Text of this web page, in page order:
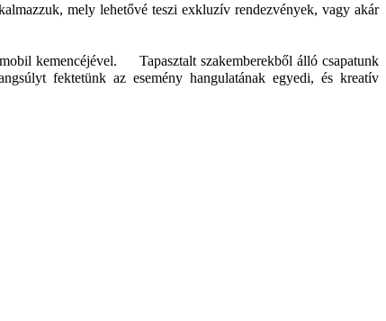
mely lehetővé teszi exkluzív rendezvények, vagy akár
kemencéjével. Tapasztalt szakemberekből álló csapatunk
fektetünk az esemény hangulatának egyedi, és kreatív